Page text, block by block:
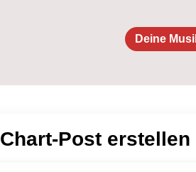
Deine
Chart-Post erstellen